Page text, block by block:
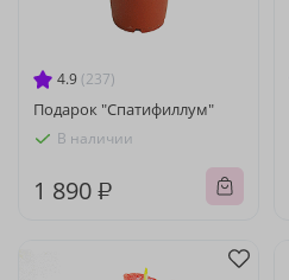
4.9 (237)
Подарок "Спатифиллум"
В наличии
1 890 ₽